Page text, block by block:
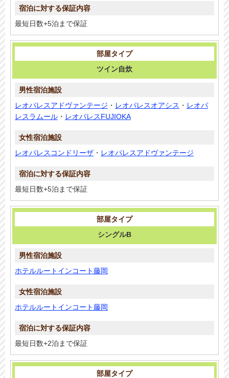
最短日数+5泊まで保証
ツイン自炊
レオパレスアドヴァンテージ ・ レオパレスオアシス ・ レオパ
レスラムール ・ レオパレスFUJIOKA
レオパレスコンドリーザ ・ レオパレスアドヴァンテージ
最短日数+5泊まで保証
シングルB
ホテルルートインコート藤岡
ホテルルートインコート藤岡
最短日数+2泊まで保証